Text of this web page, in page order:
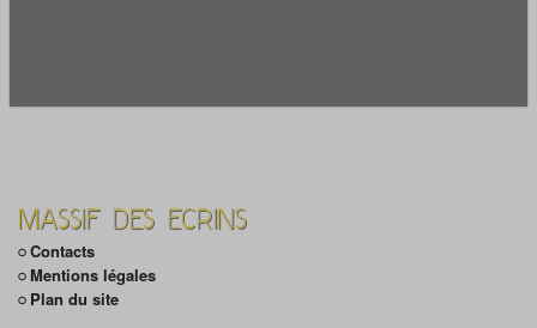
MASSIF DES ECRINS
Contacts
Mentions légales
Plan du site